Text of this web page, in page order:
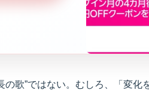
の歌”ではない。むしろ、「変